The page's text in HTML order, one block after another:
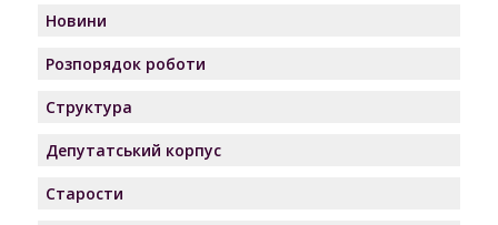
Новини
Розпорядок роботи
Структура
Депутатський корпус
Старости